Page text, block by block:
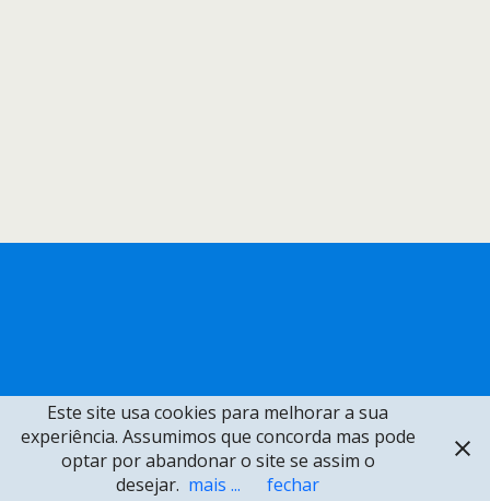
Este site usa cookies para melhorar a sua
experiência. Assumimos que concorda mas pode
optar por abandonar o site se assim o
desejar. mais ... fechar